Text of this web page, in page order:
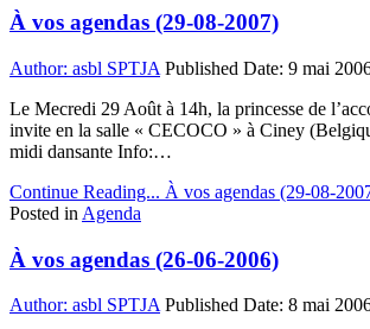
À vos agendas (29-08-2007)
Author: asbl SPTJA Published Date: 9 mai
Le Mecredi 29 Août à 14h, la princesse de
invite en la salle « CECOCO » à Ciney
midi dansante Info:…
Continue Reading... À vos agendas (29-08-
Posted in Agenda
À vos agendas (26-06-2006)
Author: asbl SPTJA Published Date: 8 mai